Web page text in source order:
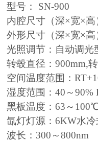
型号： SN-900
内腔尺寸（深×宽×高
外形尺寸（深×宽×高
光照调节：自动
转毂直径：900mm,
空间温度范围：
湿度范围：40～90%
黑板温度：63～
氙灯灯源：6KW水
波长：300～800nm